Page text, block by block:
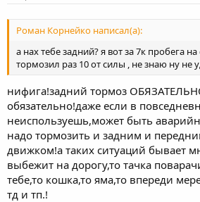
Роман Корнейко написал(а):
а нах тебе задний? я вот за 7к пробега
тормозил раз 10 от силы , не знаю ну не
нифига!задний тормоз
обязательно!даже если в
неиспользуешь,может быть
надо тормозить и задним и
движком!а таких ситуаций бывает
выбежит на дорогу,то тачка
тебе,то кошка,то яма,то впереди
тд и тп.!